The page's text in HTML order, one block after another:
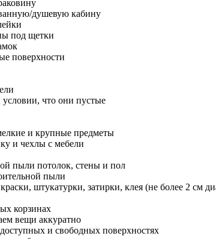
душевую кабину
под щетки
поверхности
что они пустые
и крупные предметы
и чехлы с мебели
пыли потолок, стены и пол
пыли
штукатурки, затирки, клея (не более 2 см
корзинах
вещи аккуратно
и свободных поверхностях